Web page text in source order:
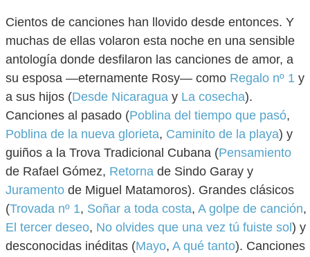
Cientos de canciones han llovido desde entonces. Y
muchas de ellas volaron esta noche en una sensible
antología donde desfilaron las canciones de amor, a
su esposa —eternamente Rosy— como Regalo nº 1 y
a sus hijos (Desde Nicaragua y La cosecha).
Canciones al pasado (Poblina del tiempo que pasó,
Poblina de la nueva glorieta, Caminito de la playa) y
guiños a la Trova Tradicional Cubana (Pensamiento
de Rafael Gómez, Retorna de Sindo Garay y
Juramento de Miguel Matamoros). Grandes clásicos
(Trovada nº 1, Soñar a toda costa, A golpe de canción,
El tercer deseo, No olvides que una vez tú fuiste sol ) y
desconocidas inéditas (Mayo, A qué tanto). Canciones